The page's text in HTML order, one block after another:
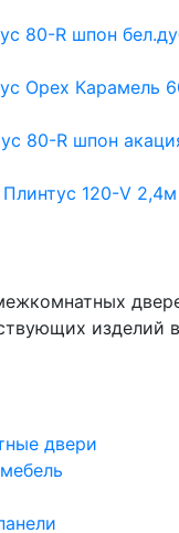
80-R шпон
Орех Карамель
80-R шпон
Плинтус 120-V 2,4м
изделий
двери